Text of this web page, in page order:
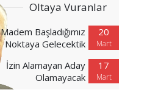
Oltaya Vuranlar
20
Mart
Madem Başladığımız
Noktaya Gelecektik
17
Mart
İzin Alamayan Aday
Olamayacak